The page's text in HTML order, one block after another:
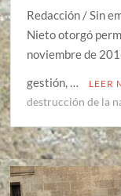
Redacción / Sin
Nieto otorgó
noviembre de
gestión, …
LEER
destrucción de la